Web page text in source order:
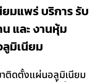
มแพร่ บริการ รับ
และ งานหุ้ม
มิเนียม
ติดตั้งแผ่นอลูมิเนียม